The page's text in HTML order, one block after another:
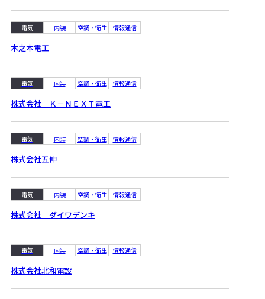
電気 内装 空調・衛生 情報通信
木之本電工
電気 内装 空調・衛生 情報通信
株式会社 Ｋ－ＮＥＸＴ電工
電気 内装 空調・衛生 情報通信
株式会社五伸
電気 内装 空調・衛生 情報通信
株式会社 ダイワデンキ
電気 内装 空調・衛生 情報通信
株式会社北和電設